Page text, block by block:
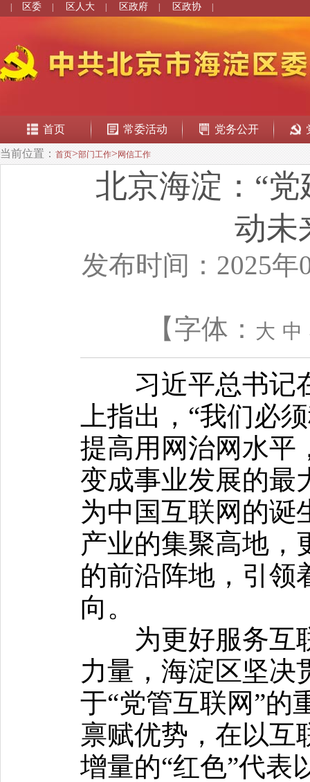
区委 区人大 区政府 区政协
首页 常委活动 党务公开
当前位置： 首页>部门工作>网信工作
北京海淀：“党
动未
发布时间：2025年
【字体： 大 中
习近平总书记
上指出，“我们必
提高用网治网水平
变成事业发展的最
为中国互联网的诞
产业的集聚高地，
的前沿阵地，引领
向。
为更好服务互
力量，海淀区坚决
于“党管互联网”的
禀赋优势，在以互
增量的“红色”代表